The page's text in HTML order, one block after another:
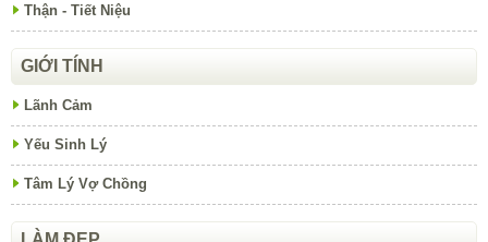
Thận - Tiết Niệu
GIỚI TÍNH
Lãnh Cảm
Yếu Sinh Lý
Tâm Lý Vợ Chồng